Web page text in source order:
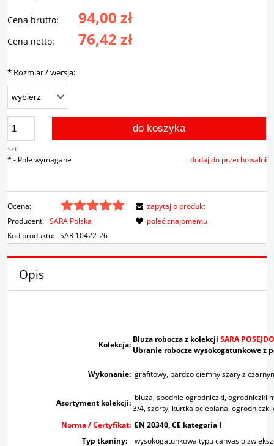
Cena brutto: 94,00 zł
Cena netto: 76,42 zł
* Rozmiar / wersja:
szt.
do koszyka
dodaj do przechowalni
* - Pole wymagane
Ocena:
Producent: SARA Polska
Kod produktu: SAR 10422-26
zapytaj o produkt
poleć znajomemu
Opis
Kolekcja:
Bluza robocza z kolekcji SARA
Ubranie robocze wysokogatunkowe z
Wykonanie: grafitowy, bardzo ciemny szary z
Asortyment kolekcji:
bluza, spodnie ogrodniczki, ogrodniczki
3/4, szorty, kurtka ocieplana, ogrodniczki
Norma / Certyfikat: EN 20340, CE kategoria I
Typ tkaniny:
wysokogatunkowa typu canvas o